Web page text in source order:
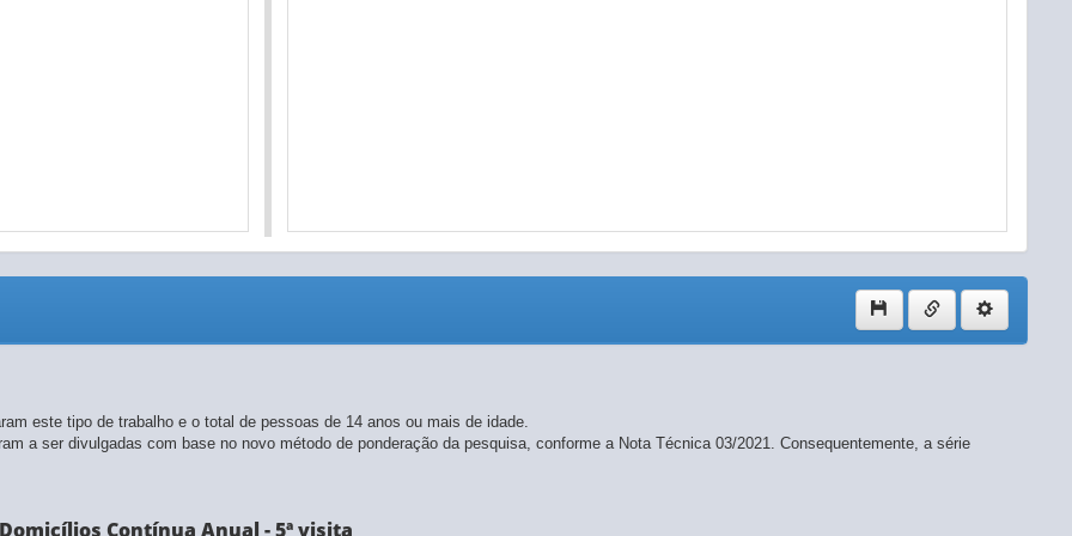
este tipo de trabalho e o total de pessoas de 14 anos ou mais de idade.
a ser divulgadas com base no novo método de ponderação da pesquisa, conforme a Nota Técnica 03/2021. Consequentemente, a série
Contínua Anual - 5ª visita